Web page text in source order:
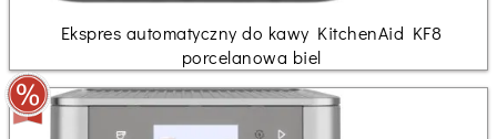
Ekspres automatyczny do kawy KitchenAid KF8
porcelanowa biel